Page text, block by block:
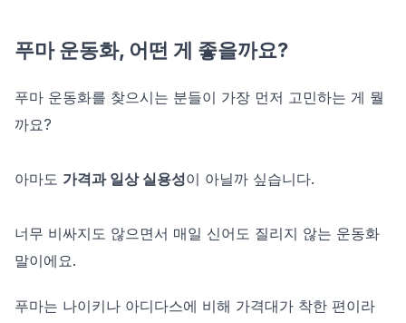
푸마 운동화, 어떤 게 좋을까요?
푸마 운동화를 찾으시는 분들이 가장 먼저 고민하는 게 뭘
까요?
아마도 가격과 일상 실용성이 아닐까 싶습니다.
너무 비싸지도 않으면서 매일 신어도 질리지 않는 운동화
말이에요.
푸마는 나이키나 아디다스에 비해 가격대가 착한 편이라